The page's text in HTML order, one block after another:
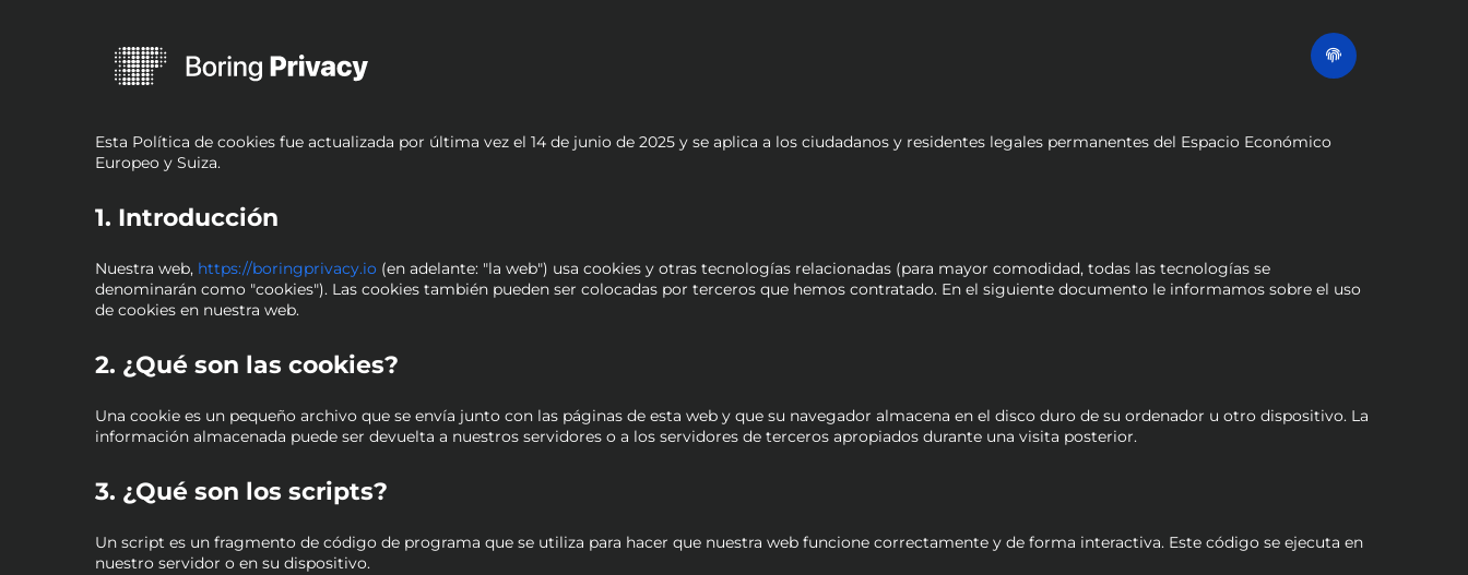
Esta Política de cookies fue actualizada por última vez el 14 de junio de 2025 y se aplica a los ciudadanos y residentes legales permanentes del Espacio Económico
Europeo y Suiza.
1. Introducción
Nuestra web, https://boringprivacy.io (en adelante: "la web") usa cookies y otras tecnologías relacionadas (para mayor comodidad, todas las tecnologías se
denominarán como "cookies"). Las cookies también pueden ser colocadas por terceros que hemos contratado. En el siguiente documento le informamos sobre el uso
de cookies en nuestra web.
2. ¿Qué son las cookies?
Una cookie es un pequeño archivo que se envía junto con las páginas de esta web y que su navegador almacena en el disco duro de su ordenador u otro dispositivo. La
información almacenada puede ser devuelta a nuestros servidores o a los servidores de terceros apropiados durante una visita posterior.
3. ¿Qué son los scripts?
Un script es un fragmento de código de programa que se utiliza para hacer que nuestra web funcione correctamente y de forma interactiva. Este código se ejecuta en
nuestro servidor o en su dispositivo.